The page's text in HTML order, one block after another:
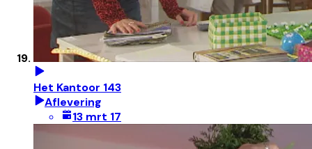
Het Kantoor 143
Aflevering
13 mrt 17